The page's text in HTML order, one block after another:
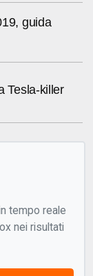
guida
Tesla-killer
tempo reale
nei risultati